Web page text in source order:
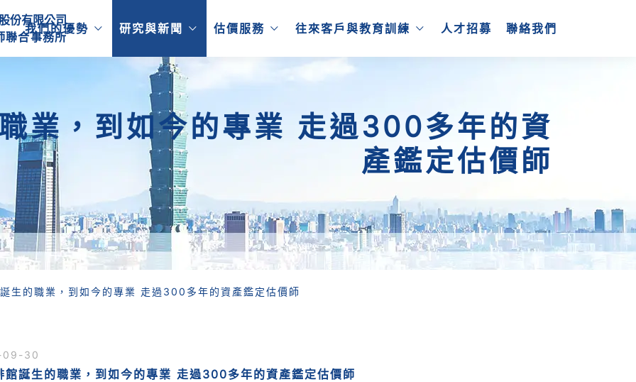
份有限公司
聯合事務所
我們的優勢 研究與新聞 估價服務 往來客戶與教育訓練 人才招募 聯絡我們
業，到如今的專業 走過300多年的資
產鑑定估價師
生的職業，到如今的專業 走過300多年的資產鑑定估價師
30
館誕生的職業，到如今的專業 走過300多年的資產鑑定估價師